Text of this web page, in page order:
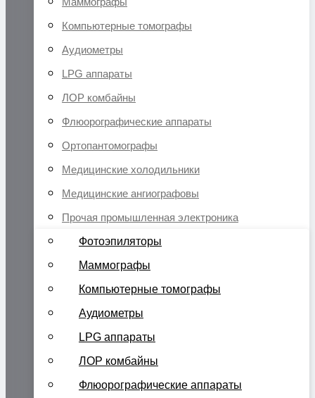
Компьютерные томографы
Аудиометры
LPG аппараты
ЛОР комбайны
Флюорографические аппараты
Ортопантомографы
Медицинские холодильники
Медицинские ангиографовы
Прочая промышленная электроника
Фотоэпиляторы
Маммографы
Компьютерные томографы
Аудиометры
LPG аппараты
ЛОР комбайны
Флюорографические аппараты